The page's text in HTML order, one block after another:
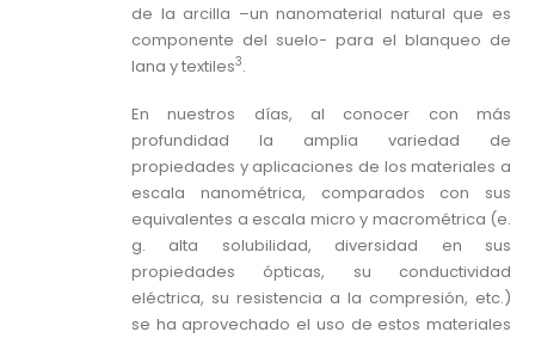
de la arcilla –un nanomaterial natural que es
componente del suelo- para el blanqueo de
lana y textiles3.
En nuestros días, al conocer con más
profundidad la amplia variedad de
propiedades y aplicaciones de los materiales a
escala nanométrica, comparados con sus
equivalentes a escala micro y macrométrica (e.
g. alta solubilidad, diversidad en sus
propiedades ópticas, su conductividad
eléctrica, su resistencia a la compresión, etc.)
se ha aprovechado el uso de estos materiales